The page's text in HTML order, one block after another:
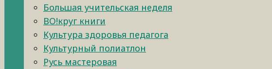
Большая учительская неделя
ВО!круг книги
Культура здоровья педагога
Культурный полиатлон
Русь мастеровая